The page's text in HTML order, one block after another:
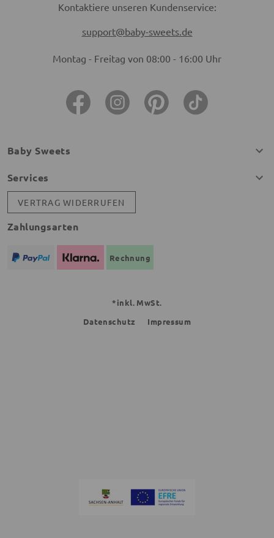
Kontaktiere unseren Kundenservice:
support@baby-sweets.de
Montag - Freitag von 08:00 - 16:00 Uhr
Baby Sweets
Services
VERTRAG WIDERRUFEN
Zahlungsarten
Rechnung
*inkl. MwSt.
Datenschutz
Impressum